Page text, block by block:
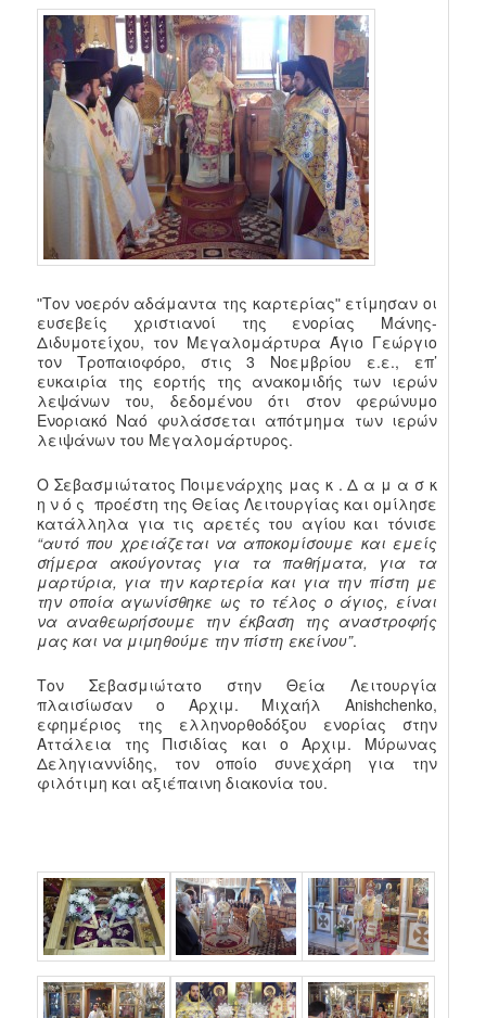
ʺΤον νοερόν αδάμαντα της καρτερίαςʺ ετίμησαν οι
ευσεβείς χριστιανοί της ενορίας Μάνης-
Διδυμοτείχου, τον Μεγαλομάρτυρα Άγιο Γεώργιο
τον Τροπαιοφόρο, στις 3 Νοεμβρίου ε.ε., επ’
ευκαιρία της εορτής της ανακομιδής των ιερών
λεψάνων του, δεδομένου ότι στον φερώνυμο
Ενοριακό Ναό φυλάσσεται απότμημα των ιερών
λειψάνων του Μεγαλομάρτυρος.
Ο Σεβασμιώτατος Ποιμενάρχης μας κ . Δ α μ α σ κ
η ν ό ς προέστη της Θείας Λειτουργίας και ομίλησε
κατάλληλα για τις αρετές του αγίου και τόνισε
“αυτό που χρειάζεται να αποκομίσουμε και εμείς
σήμερα ακούγοντας για τα παθήματα, για τα
μαρτύρια, για την καρτερία και για την πίστη με
την οποία αγωνίσθηκε ως το τέλος ο άγιος, είναι
να αναθεωρήσουμε την έκβαση της αναστροφής
μας και να μιμηθούμε την πίστη εκείνου”.
Τον Σεβασμιώτατο στην Θεία Λειτουργία
πλαισίωσαν ο Αρχιμ. Μιχαήλ Anishchenko,
εφημέριος της ελληνορθοδόξου ενορίας στην
Αττάλεια της Πισιδίας και ο Αρχιμ. Μύρωνας
Δεληγιαννίδης, τον οποίο συνεχάρη για την
φιλότιμη και αξιέπαινη διακονία του.